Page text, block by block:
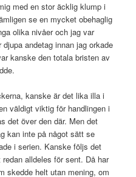
med en stor äcklig klump i
se en mycket obehaglig
olika nivåer och jag var
andetag innan jag orkade
kanske den totala bristen av
kanske är det lika illa i
väldigt viktig för handlingen i
det över den där. Men det
kan inte på något sätt se
i serien. Kanske följs det
alldeles för sent. Då har
skedde helt utan mening, om